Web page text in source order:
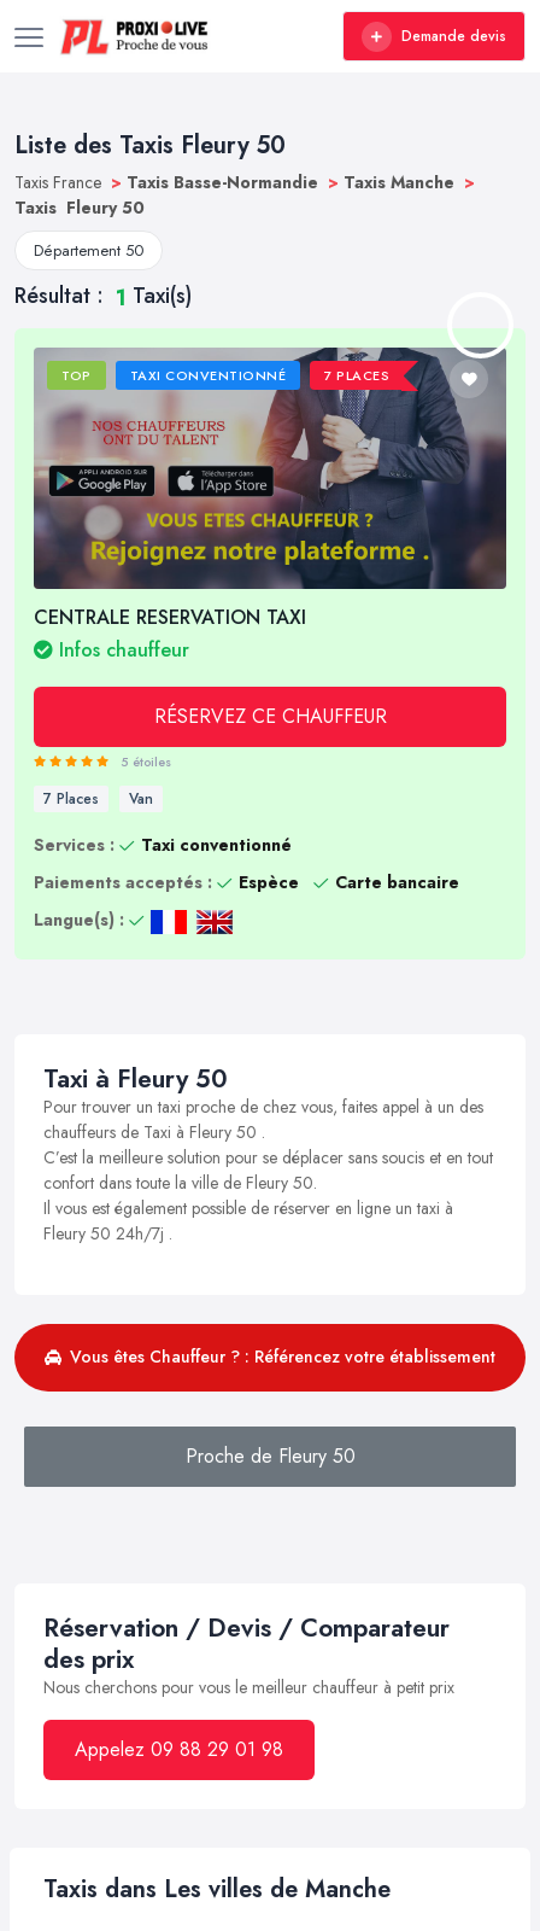
Demande devis
Liste des Taxis Fleury 50
Taxis France > Taxis Basse-Normandie > Taxis Manche >
Taxis Fleury 50
Département 50
Résultat : 1 Taxi(s)
TOP TAXI CONVENTIONNÉ 7 PLACES
CENTRALE RESERVATION TAXI
Infos chauffeur
RÉSERVEZ CE CHAUFFEUR
5 étoiles
7 Places Van
Services :
Taxi conventionné
Paiements acceptés :
Espèce
Carte bancaire
Langue(s) :
Taxi à Fleury 50
Pour trouver un taxi proche de chez vous, faites appel à un des
chauffeurs de Taxi à Fleury 50 .
C’est la meilleure solution pour se déplacer sans soucis et en tout
confort dans toute la ville de Fleury 50.
Il vous est également possible de réserver en ligne un taxi à
Fleury 50 24h/7j .
Vous êtes Chauffeur ? : Référencez votre établissement
Proche de Fleury 50
Réservation / Devis / Comparateur
des prix
Nous cherchons pour vous le meilleur chauffeur à petit prix
Appelez 09 88 29 01 98
Taxis dans Les villes de Manche